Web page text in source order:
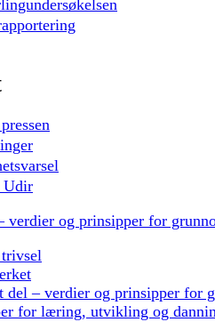
Udir
verdier og prinsipper for
del – verdier og prinsipper for
for læring, utvikling og